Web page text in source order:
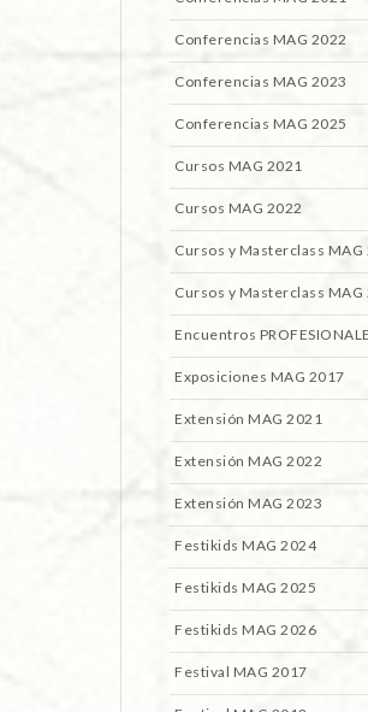
Conferencias MAG 2022
Conferencias MAG 2023
Conferencias MAG 2025
Cursos MAG 2021
Cursos MAG 2022
Cursos y Masterclass MAG
Cursos y Masterclass MAG
Encuentros
Exposiciones MAG 2017
Extensión MAG 2021
Extensión MAG 2022
Extensión MAG 2023
Festikids MAG 2024
Festikids MAG 2025
Festikids MAG 2026
Festival MAG 2017